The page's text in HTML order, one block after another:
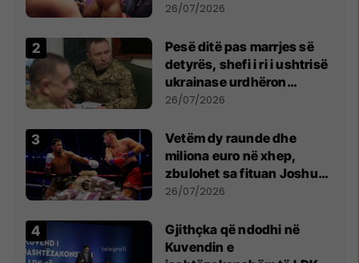
26/07/2026
Pesë ditë pas marrjes së
detyrës, shefi i ri i ushtrisë
ukrainase urdhëron
kontroll të madh
26/07/2026
Vetëm dy raunde dhe
miliona euro në xhep,
zbulohet sa fituan Joshua
e Prenga
26/07/2026
Gjithçka që ndodhi në
Kuvendin e